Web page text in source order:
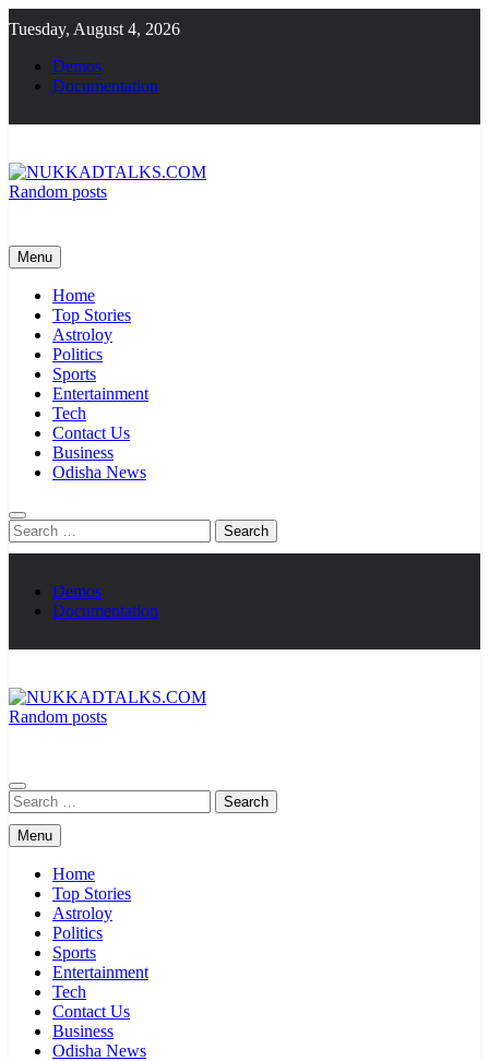
to
content
Tuesday, August 4, 2026
Demos
Documentation
Random posts
Menu
Home
Top Stories
Astroloy
Politics
Sports
Entertainment
Tech
Contact Us
Business
Odisha News
Search
for:
Demos
Documentation
Random posts
Search
for:
Menu
Home
Top Stories
Astroloy
Politics
Sports
Entertainment
Tech
Contact Us
Business
Odisha News